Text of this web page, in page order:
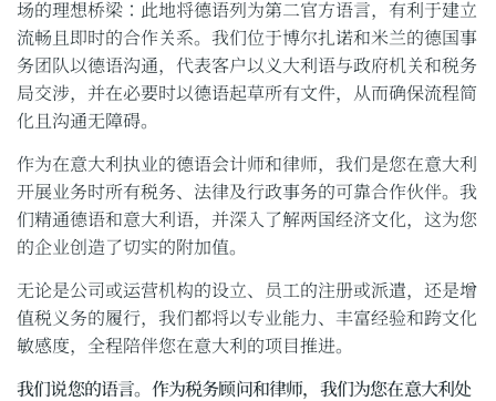
场的理想桥梁：此地将德语列为第二官方语言，有利于建立
流畅且即时的合作关系。我们位于博尔扎诺和米兰的德国事
务团队以德语沟通，代表客户以义大利语与政府机关和税务
局交涉，并在必要时以德语起草所有文件，从而确保流程简
化且沟通无障碍。
作为在意大利执业的德语会计师和律师，我们是您在意大利
开展业务时所有税务、法律及行政事务的可靠合作伙伴。我
们精通德语和意大利语，并深入了解两国经济文化，这为您
的企业创造了切实的附加值。
无论是公司或运营机构的设立、员工的注册或派遣，还是增
值税义务的履行，我们都将以专业能力、丰富经验和跨文化
敏感度，全程陪伴您在意大利的项目推进。
我们说您的语言。作为税务顾问和律师，我们为您在意大利处